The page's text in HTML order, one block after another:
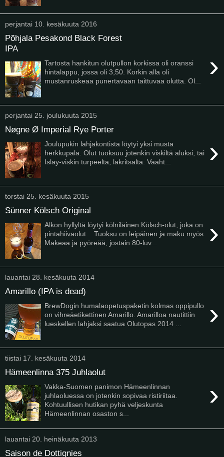
perjantai 10. kesäkuuta 2016
Põhjala Pesakond Black Forest
IPA
›
Tartosta hankitun olutpullon korkissa oli oranssi
hintalappu, jossa oli 3,50. Korkin alla oli
mustanruskeaa punertavaan taittuvaa olutta. Ol...
perjantai 25. joulukuuta 2015
Nøgne Ø Imperial Rye Porter
›
Joulupukin lahjakontista löytyi yksi musta
herkkupala. Olut tuoksuu jotenkin viskiltä aluksi, tai
Islay-viskin turpeelta, lakritsalta. Vaaht...
torstai 25. kesäkuuta 2015
Sünner Kölsch Original
›
Alkon hyllyltä löytyi kölniläinen Kölsch-olut, joka on
pintahiivaolut. Tuoksu on leipäinen ja maku myös.
Makeaa ja pyöreää, jostain 80-luv...
lauantai 28. kesäkuuta 2014
Amarillo (IPA is dead)
›
BrewDogin humalaopetuspaketin kolmas oppipullo
on vihreäetikettinen Amarillo. Amarilloa nautittiin
lueskellen lahjaksi saatua Olutopas 2014 ...
tiistai 17. kesäkuuta 2014
Hämeenlinna 375 Juhlaolut
›
Vakka-Suomen panimon Hämeenlinnan
juhlaoluessa on jotenkin sopivaa ristiriitaa.
Kohtuullisen hutikan pyhä veljeskunta
Hämeenlinnan osaston s...
lauantai 20. heinäkuuta 2013
Saison de Dottignies